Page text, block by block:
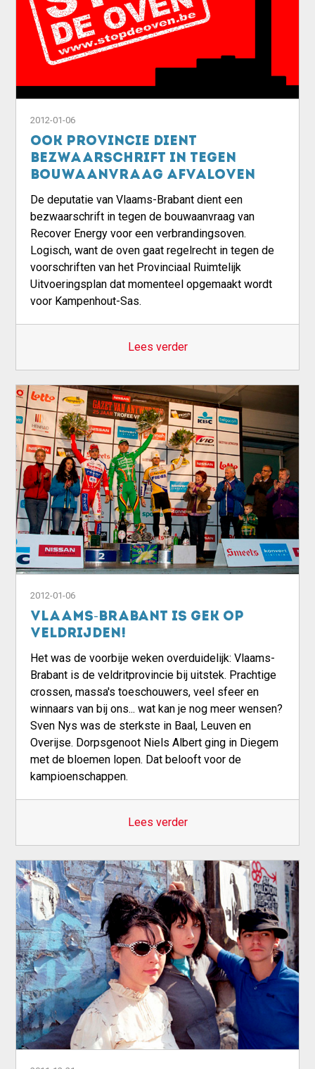
2012-01-06
Ook provincie dient
bezwaarschrift in tegen
bouwaanvraag afvaloven
De deputatie van Vlaams-Brabant dient een
bezwaarschrift in tegen de bouwaanvraag van
Recover Energy voor een verbrandingsoven.
Logisch, want de oven gaat regelrecht in tegen de
voorschriften van het Provinciaal Ruimtelijk
Uitvoeringsplan dat momenteel opgemaakt wordt
voor Kampenhout-Sas.
Lees verder
2012-01-06
Vlaams-Brabant is gek op
veldrijden!
Het was de voorbije weken overduidelijk: Vlaams-
Brabant is de veldritprovincie bij uitstek. Prachtige
crossen, massa's toeschouwers, veel sfeer en
winnaars van bij ons... wat kan je nog meer wensen?
Sven Nys was de sterkste in Baal, Leuven en
Overijse. Dorpsgenoot Niels Albert ging in Diegem
met de bloemen lopen. Dat belooft voor de
kampioenschappen.
Lees verder